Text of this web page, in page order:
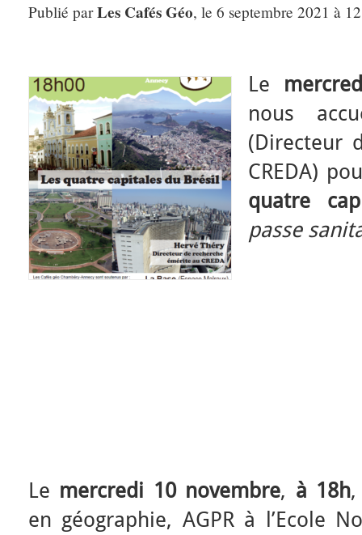
Publié parLes Cafés Géo, le 6 septembre 2021 à
Le
nous
(Directeur
CREDA)
quatre
passe
Le mercredi 10 novembre, à 18h
en géographie, AGPR à l’Ecole